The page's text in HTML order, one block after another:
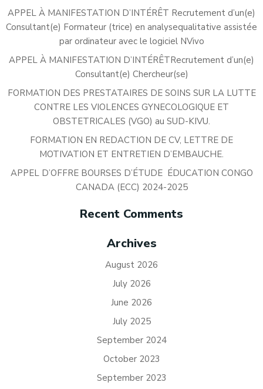
APPEL À MANIFESTATION D’INTÉRÊT Recrutement d’un(e)
Consultant(e) Formateur (trice) en analysequalitative assistée
par ordinateur avec le logiciel NVivo
APPEL À MANIFESTATION D’INTÉRÊTRecrutement d’un(e)
Consultant(e) Chercheur(se)
FORMATION DES PRESTATAIRES DE SOINS SUR LA LUTTE
CONTRE LES VIOLENCES GYNECOLOGIQUE ET
OBSTETRICALES (VGO) au SUD-KIVU.
FORMATION EN REDACTION DE CV, LETTRE DE
MOTIVATION ET ENTRETIEN D’EMBAUCHE.
APPEL D’OFFRE BOURSES D’ÉTUDE ÉDUCATION CONGO
CANADA (ECC) 2024-2025
Recent Comments
Archives
August 2026
July 2026
June 2026
July 2025
September 2024
October 2023
September 2023